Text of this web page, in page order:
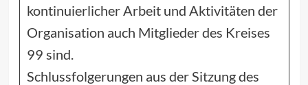
kontinuierlicher Arbeit und Aktivitäten der
Organisation auch Mitglieder des Kreises
99 sind.
Schlussfolgerungen aus der Sitzung des